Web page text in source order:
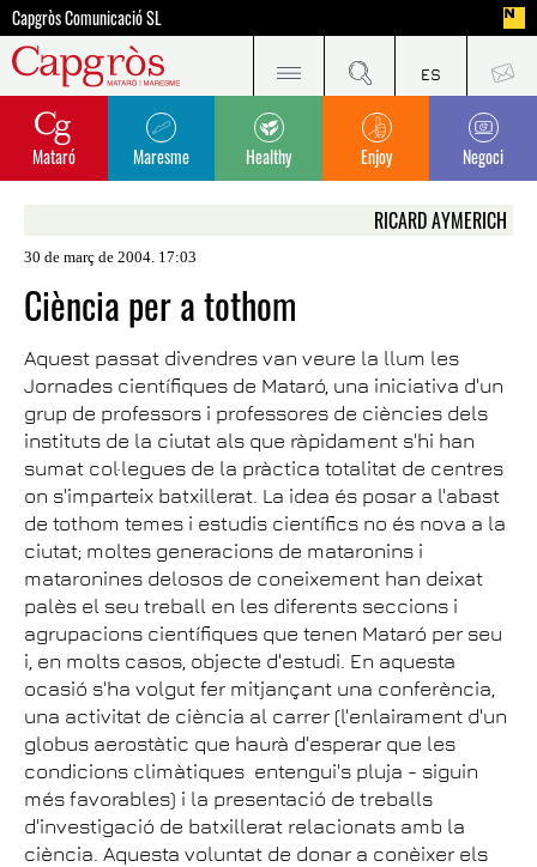
Capgròs Comunicació SL
Mataró Maresme Healthy Enjoy Negoci
RICARD AYMERICH
30 de març de 2004. 17:03
Ciència per a tothom
Aquest passat divendres van veure la llum les
Jornades científiques de Mataró, una iniciativa d'un
grup de professors i professores de ciències dels
instituts de la ciutat als que ràpidament s'hi han
sumat col·legues de la pràctica totalitat de centres
on s'imparteix batxillerat. La idea és posar a l'abast
de tothom temes i estudis científics no és nova a la
ciutat; moltes generacions de mataronins i
mataronines delosos de coneixement han deixat
palès el seu treball en les diferents seccions i
agrupacions científiques que tenen Mataró per seu
i, en molts casos, objecte d'estudi. En aquesta
ocasió s'ha volgut fer mitjançant una conferència,
una activitat de ciència al carrer (l'enlairament d'un
globus aerostàtic que haurà d'esperar que les
condicions climàtiques  entengui's pluja - siguin
més favorables) i la presentació de treballs
d'investigació de batxillerat relacionats amb la
ciència. Aquesta voluntat de donar a conèixer els